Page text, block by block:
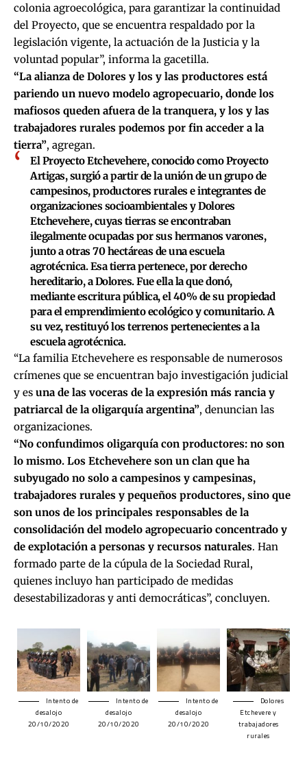
colonia agroecológica, para garantizar la continuidad
del Proyecto, que se encuentra respaldado por la
legislación vigente, la actuación de la Justicia y la
voluntad popular”, informa la gacetilla.
“La alianza de Dolores y los y las productores está
pariendo un nuevo modelo agropecuario, donde los
mafiosos queden afuera de la tranquera, y los y las
trabajadores rurales podemos por fin acceder a la
tierra”, agregan.
El Proyecto Etchevehere, conocido como Proyecto
Artigas, surgió a partir de la unión de un grupo de
campesinos, productores rurales e integrantes de
organizaciones socioambientales y Dolores
Etchevehere, cuyas tierras se encontraban
ilegalmente ocupadas por sus hermanos varones,
junto a otras 70 hectáreas de una escuela
agrotécnica. Esa tierra pertenece, por derecho
hereditario, a Dolores. Fue ella la que donó,
mediante escritura pública, el 40% de su propiedad
para el emprendimiento ecológico y comunitario. A
su vez, restituyó los terrenos pertenecientes a la
escuela agrotécnica.
“La familia Etchevehere es responsable de numerosos
crímenes que se encuentran bajo investigación judicial
y es una de las voceras de la expresión más rancia y
patriarcal de la oligarquía argentina”, denuncian las
organizaciones.
“No confundimos oligarquía con productores: no son
lo mismo. Los Etchevehere son un clan que ha
subyugado no solo a campesinos y campesinas,
trabajadores rurales y pequeños productores, sino que
son unos de los principales responsables de la
consolidación del modelo agropecuario concentrado y
de explotación a personas y recursos naturales. Han
formado parte de la cúpula de la Sociedad Rural,
quienes incluyo han participado de medidas
desestabilizadoras y anti democráticas”, concluyen.
Intento de
desalojo
20/10/2020
Intento de
desalojo
20/10/2020
Intento de
desalojo
20/10/2020
Dolores
Etchevere y
trabajadores
rurales